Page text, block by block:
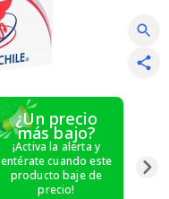
¿Un precio
más bajo?
¡Activa la alerta y
entérate cuando este
producto baje de
precio!